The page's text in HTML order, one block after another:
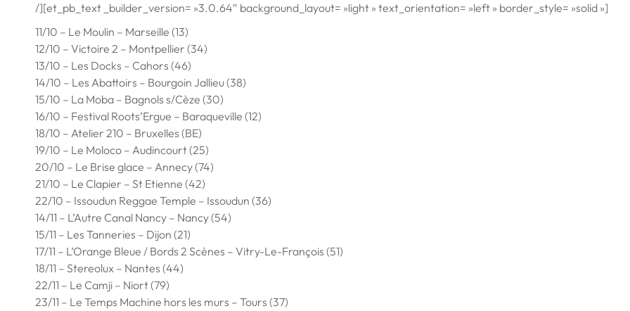
/][et_pb_text _builder_version= »3.0.64″ background_layout= »light » text_orientation= »left » border_style= »solid »]
11/10 – Le Moulin – Marseille (13)
12/10 – Victoire 2 – Montpellier (34)
13/10 – Les Docks – Cahors (46)
14/10 – Les Abattoirs – Bourgoin Jallieu (38)
15/10 – La Moba – Bagnols s/Cèze (30)
16/10 – Festival Roots’Ergue – Baraqueville (12)
18/10 – Atelier 210 – Bruxelles (BE)
19/10 – Le Moloco – Audincourt (25)
20/10 – Le Brise glace – Annecy (74)
21/10 – Le Clapier – St Etienne (42)
22/10 – Issoudun Reggae Temple – Issoudun (36)
14/11 – L’Autre Canal Nancy – Nancy (54)
15/11 – Les Tanneries – Dijon (21)
17/11 – L’Orange Bleue / Bords 2 Scènes – Vitry-Le-François (51)
18/11 – Stereolux – Nantes (44)
22/11 – Le Camji – Niort (79)
23/11 – Le Temps Machine hors les murs – Tours (37)